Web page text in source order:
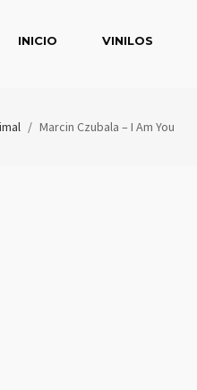
INICIO VINILOS
/ Marcin Czubala ‎– I Am You